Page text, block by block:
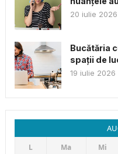
20 iulie 2026
Bucătăria
spații de
19 iulie 2026
L Ma Mi